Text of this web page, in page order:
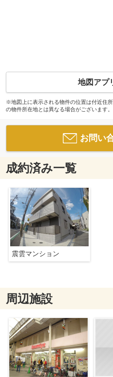
地図アプ
※地図上に表示される物件の位置は付近住
の物件所在地とは異なる場合がございます。
お問い
成約済み一覧
震雲マンション
周辺施設